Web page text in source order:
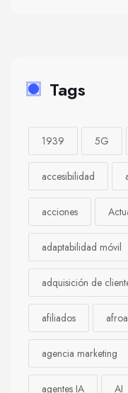
Tags
1939 5G
accesibilidad
acciones
adaptabilidad móvil
adquisición de
afiliados
agencia marketing
agentes IA AI